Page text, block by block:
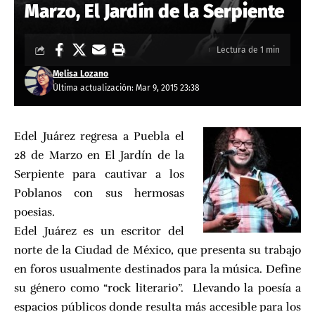
Marzo, El Jardín de la Serpiente
Última actualización: Mar 9, 2015 23:38
Melisa Lozano
Lectura de 1 min
Edel Juárez regresa a Puebla el
28 de Marzo en El Jardín de la
Serpiente para cautivar a los
Poblanos con sus hermosas
poesias.
Edel Juárez es un escritor del
norte de la Ciudad de México, que presenta su trabajo
en foros usualmente destinados para la música. Define
su género como “rock literario”. Llevando la poesía a
espacios públicos donde resulta más accesible para los